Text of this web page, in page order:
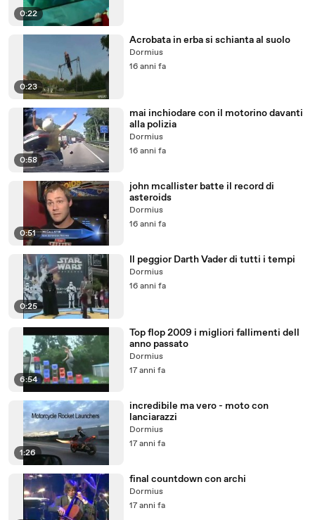
0:22
0:23
Acrobata in erba si schianta al suolo
Dormius
16 anni fa
0:58
mai inchiodare con il motorino davanti
alla polizia
Dormius
16 anni fa
0:51
john mcallister batte il record di
asteroids
Dormius
16 anni fa
0:25
Il peggior Darth Vader di tutti i tempi
Dormius
16 anni fa
6:54
Top flop 2009 i migliori fallimenti dell
anno passato
Dormius
17 anni fa
1:26
incredibile ma vero - moto con
lanciarazzi
Dormius
17 anni fa
final countdown con archi
Dormius
17 anni fa